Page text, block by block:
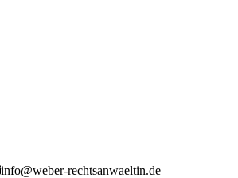
info@weber-rechtsanwaeltin.de